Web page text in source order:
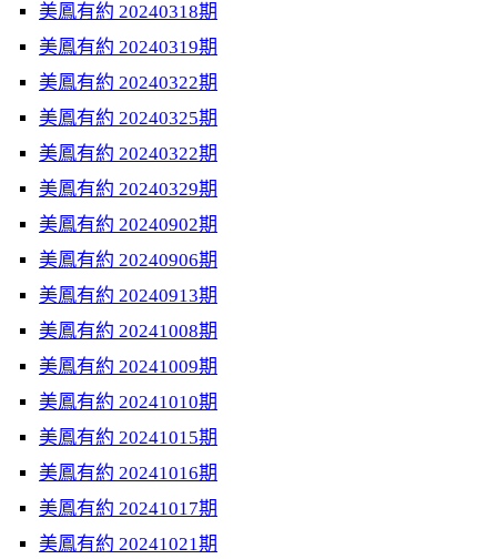
美鳳有約 20240318期
美鳳有約 20240319期
美鳳有約 20240322期
美鳳有約 20240325期
美鳳有約 20240322期
美鳳有約 20240329期
美鳳有約 20240902期
美鳳有約 20240906期
美鳳有約 20240913期
美鳳有約 20241008期
美鳳有約 20241009期
美鳳有約 20241010期
美鳳有約 20241015期
美鳳有約 20241016期
美鳳有約 20241017期
美鳳有約 20241021期